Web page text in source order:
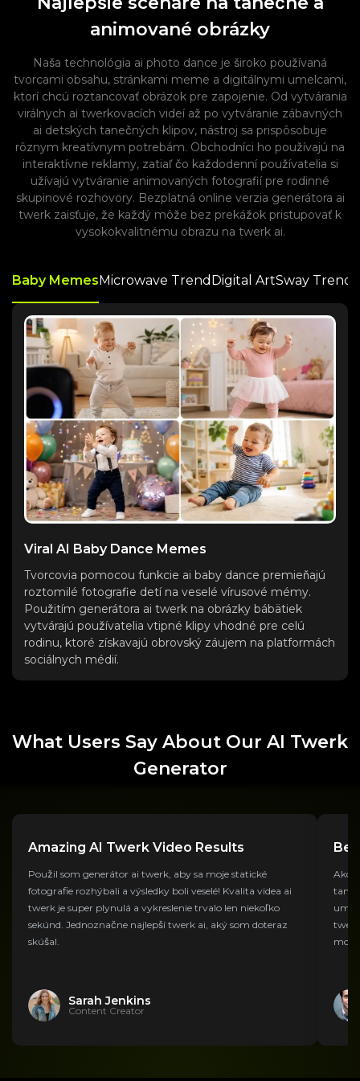
animované obrázky
Naša technológia ai photo dance je široko používaná
tvorcami obsahu, stránkami meme a digitálnymi umelcami,
ktorí chcú roztancovať obrázok pre zapojenie. Od vytvárania
virálnych ai twerkovacích videí až po vytváranie zábavných
ai detských tanečných klipov, nástroj sa prispôsobuje
rôznym kreatívnym potrebám. Obchodníci ho používajú na
interaktívne reklamy, zatiaľ čo každodenní používatelia si
užívajú vytváranie animovaných fotografií pre rodinné
skupinové rozhovory. Bezplatná online verzia generátora ai
twerk zaisťuje, že každý môže bez prekážok pristupovať k
vysokokvalitnému obrazu na twerk ai.
Baby Memes Microwave Trend Digital ArtSway Trends
Viral AI Baby Dance Memes
Tvorcovia pomocou funkcie ai baby dance premieňajú
roztomilé fotografie detí na veselé vírusové mémy.
Použitím generátora ai twerk na obrázky bábätiek
vytvárajú používatelia vtipné klipy vhodné pre celú
rodinu, ktoré získavajú obrovský záujem na platformách
sociálnych médií.
What Users Say About Our AI Twerk
Generator
Amazing AI Twerk Video Results
Použil som generátor ai twerk, aby sa moje statické
fotografie rozhýbali a výsledky boli veselé! Kvalita videa ai
twerk je super plynulá a vykreslenie trvalo len niekoľko
sekúnd. Jednoznačne najlepší twerk ai, aký som doteraz
skúšal.
Sarah Jenkins
Content Creator
Ako